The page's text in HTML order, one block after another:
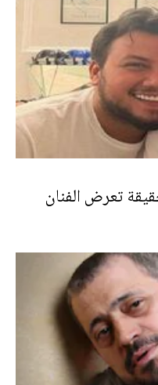
تعرض الفنان